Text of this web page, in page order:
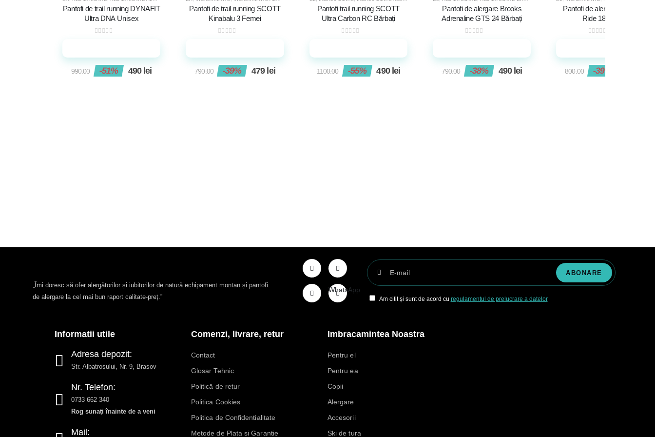
Pantofi de trail running DYNAFIT
Ultra DNA Unisex
990.00 -51% 490 lei
Pantofi de trail running SCOTT
Kinabalu 3 Femei
790.00 -39% 479 lei
Pantofi trail running SCOTT
Ultra Carbon RC Bărbați
1100.00 -55% 490 lei
Pantofi de alergare Brooks
Adrenaline GTS 24 Bărbați
790.00 -38% 490 lei
Pantofi de alergare Saucony
Ride 18 Bărbați
800.00 -39%
„Îmi doresc să ofer alergătorilor și iubitorilor de natură echipament montan și pantofi
de alergare la cel mai bun raport calitate-preț.”
WhatsApp
Am citit și sunt de acord cu regulamentul de prelucrare a datelor
Informatii utile
Adresa depozit:
Str. Albatrosului, Nr. 9, Brasov
Nr. Telefon:
0733 662 340
Rog sunați înainte de a veni
Mail:
Comenzi, livrare, retur
Contact
Glosar Tehnic
Politică de retur
Politica Cookies
Politica de Confidentialitate
Metode de Plata si Garantie
Imbracamintea Noastra
Pentru el
Pentru ea
Copii
Alergare
Accesorii
Ski de tura